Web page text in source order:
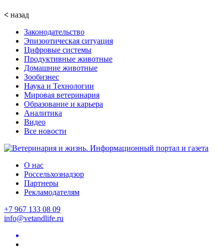
< назад
Законодательство
Эпизоотическая ситуация
Цифровые системы
Продуктивные животные
Домашние животные
Зообизнес
Наука и Технологии
Мировая ветеринария
Образование и карьера
Аналитика
Видео
Все новости
О нас
Россельхознадзор
Партнеры
Рекламодателям
+7 967 133 08 09
info@vetandlife.ru